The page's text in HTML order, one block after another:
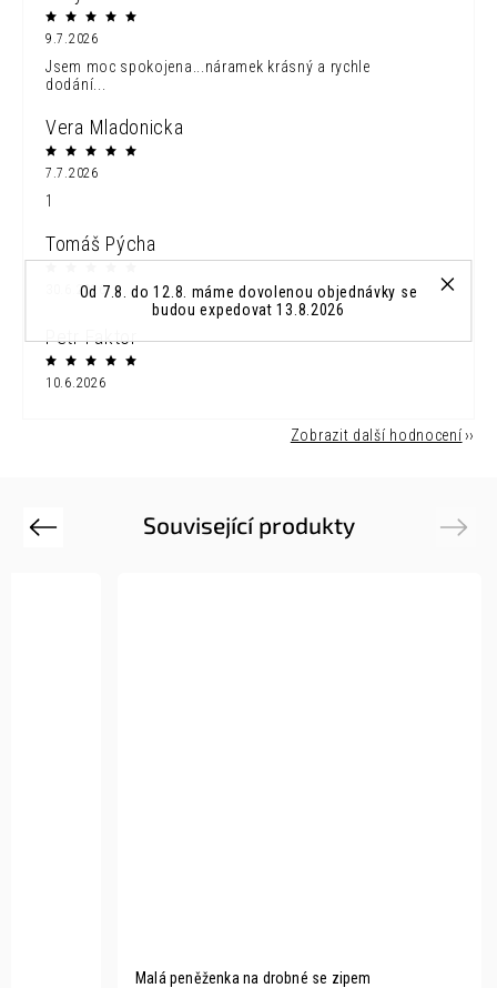
Od 7.8. do 12.8. máme dovolenou objednávky se
budou expedovat 13.8.2026
9.7.2026
Jsem moc spokojena...náramek krásný a rychle
dodání...
Vera Mladonicka
7.7.2026
1
Tomáš Pýcha
30.6.2026
Petr Faktor
10.6.2026
Zobrazit další hodnocení
Související produkty
Previous
Malá peněženka na drobné se zipem
Next